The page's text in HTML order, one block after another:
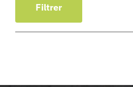
min
max
Filtrer